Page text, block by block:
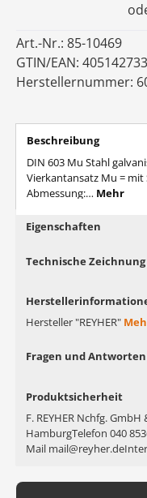
Art.-Nr.: 85-10469
GTIN/EAN:
Herstellernummer:
Beschreibung
DIN 603 Mu Stahl
Vierkantansatz Mu =
Abmessung:… Mehr
Eigenschaften
Technische Zeichnung
Hersteller "REYHER"
Fragen und Antworten
Produktsicherheit
F. REYHER Nchfg.
HamburgTelefon 040
Mail